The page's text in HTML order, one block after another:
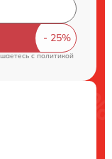
cполитикой